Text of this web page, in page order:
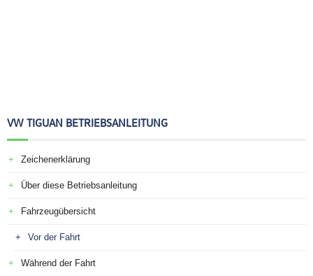
VW TIGUAN BETRIEBSANLEITUNG
Zeichenerklärung
Über diese Betriebsanleitung
Fahrzeugübersicht
Vor der Fahrt
Während der Fahrt